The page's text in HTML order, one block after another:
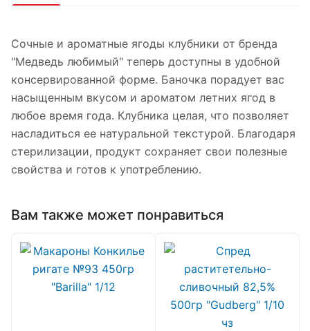
Сочные и ароматные ягоды клубники от бренда
"Медведь любимый" теперь доступны в удобной
консервированной форме. Баночка порадует вас
насыщенным вкусом и ароматом летних ягод в
любое время года. Клубника целая, что позволяет
насладиться ее натуральной текстурой. Благодаря
стерилизации, продукт сохраняет свои полезные
свойства и готов к употреблению.
Вам также может понравиться